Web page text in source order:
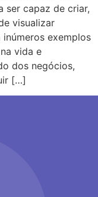
ser capaz de criar,
visualizar
exemplos
vida e
dos negócios,
[…]